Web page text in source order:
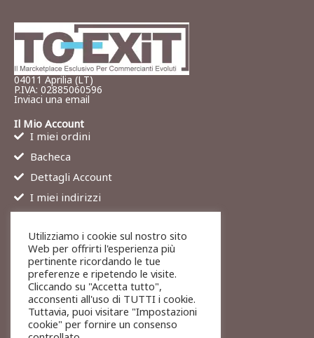
04011 Aprilia (LT)
P.IVA: 02885060596
Inviaci una email
Il Mio Account
I miei ordini
Bacheca
Dettagli Account
I miei indirizzi
Chi siamo
Services
Blog
Contatti
Legali
Utilizziamo i cookie sul nostro sito
Web per offrirti l'esperienza più
pertinente ricordando le tue
preferenze e ripetendo le visite.
Cliccando su "Accetta tutto",
acconsenti all'uso di TUTTI i cookie.
Tuttavia, puoi visitare "Impostazioni
cookie" per fornire un consenso